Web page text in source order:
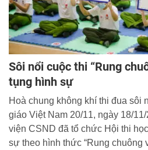
Sôi nổi cuộc thi “Rung
tụng hình sự
Hoà chung không khí thi đua sôi
giáo Việt Nam 20/11, ngày 18/
viện CSND đã tổ chức Hội thi
sự theo hình thức “Rung chuông